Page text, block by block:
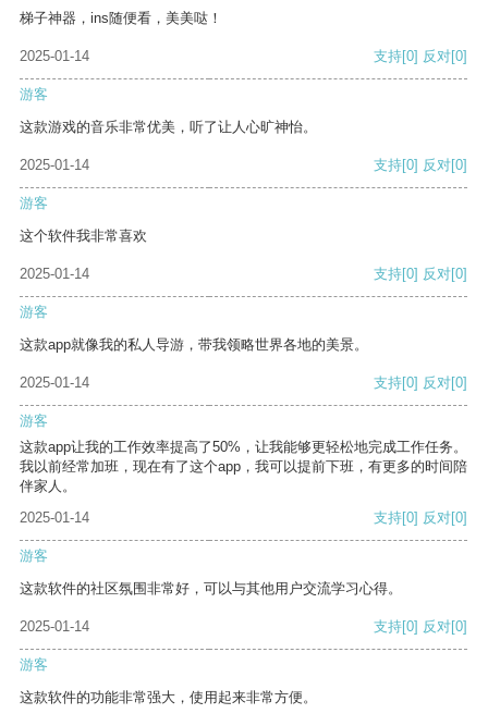
梯子神器，ins随便看，美美哒！
2025-01-14 支持[0] 反对[0]
游客
这款游戏的音乐非常优美，听了让人心旷神怡。
2025-01-14 支持[0] 反对[0]
游客
这个软件我非常喜欢
2025-01-14 支持[0] 反对[0]
游客
这款app就像我的私人导游，带我领略世界各地的美景。
2025-01-14 支持[0] 反对[0]
游客
这款app让我的工作效率提高了50%，让我能够更轻松地完成工作任务。
我以前经常加班，现在有了这个app，我可以提前下班，有更多的时间陪
伴家人。
2025-01-14
支持[0] 反对[0]
游客
这款软件的社区氛围非常好，可以与其他用户交流学习心得。
2025-01-14 支持[0] 反对[0]
游客
这款软件的功能非常强大，使用起来非常方便。